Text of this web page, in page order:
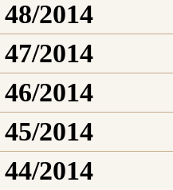
2014
2014
2014
2014
2014